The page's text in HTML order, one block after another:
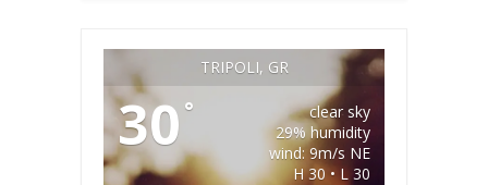
TRIPOLI, GR
30 °
clear sky
29% humidity
wind: 9m/s NE
H 30 • L 30